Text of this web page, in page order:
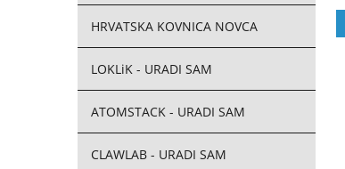
HRVATSKA KOVNICA NOVCA
LOKLiK - URADI SAM
ATOMSTACK - URADI SAM
CLAWLAB - URADI SAM